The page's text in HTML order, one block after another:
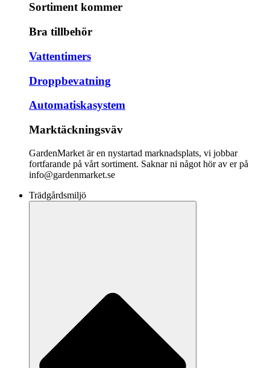
Sortiment kommer
Bra tillbehör
Vattentimers
Droppbevatning
Automatiskasystem
Marktäckningsväv
GardenMarket är en nystartad marknadsplats, vi jobbar
fortfarande på vårt sortiment. Saknar ni något hör av er på
info@gardenmarket.se
Trädgårdsmiljö